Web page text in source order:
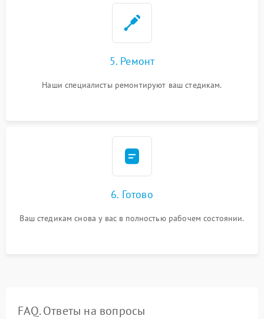
5. Ремонт
Наши специалисты ремонтируют ваш стедикам.
6. Готово
Ваш стедикам снова у вас в полностью рабочем состоянии.
FAQ. Ответы на вопросы